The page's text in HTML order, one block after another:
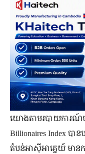
យោងតាមរបាយការណ៍
Billionaires Index បា
តំបន់អាស៊ីអាគ្នេយ៍ មានក